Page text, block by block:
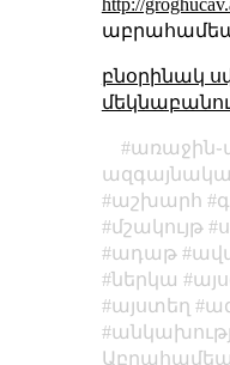
բնօրինակ
աշխարհ
մշակույթ
ադաթ
ներկա
այստեղ